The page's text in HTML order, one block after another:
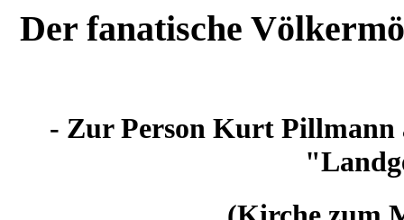
Der fanatische
- Zur Person Kurt